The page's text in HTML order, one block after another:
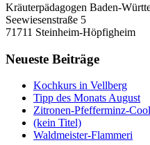
Kräuterpädagogen Baden-
Seewiesenstraße 5
71711 Steinheim-Höpfigheim
Neueste Beiträge
Kochkurs in Vellberg
Tipp des Monats August
Zitronen-Pfefferminz-
(kein Titel)
Waldmeister-Flammeri